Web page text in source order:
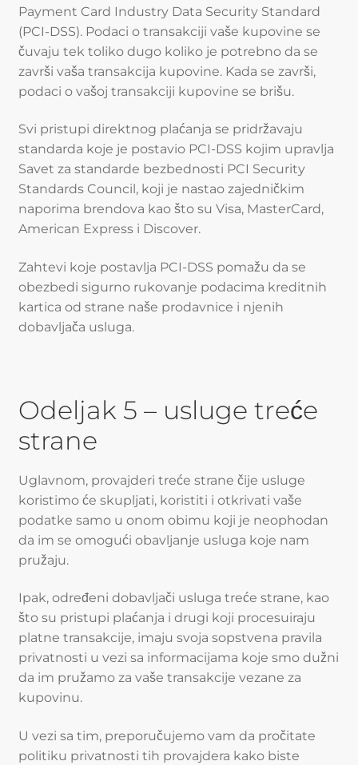
Payment Card Industry Data Security Standard
(PCI-DSS). Podaci o transakciji vaše kupovine se
čuvaju tek toliko dugo koliko je potrebno da se
završi vaša transakcija kupovine. Kada se završi,
podaci o vašoj transakciji kupovine se brišu.
Svi pristupi direktnog plaćanja se pridržavaju
standarda koje je postavio PCI-DSS kojim upravlja
Savet za standarde bezbednosti PCI Security
Standards Council, koji je nastao zajedničkim
naporima brendova kao što su Visa, MasterCard,
American Express i Discover.
Zahtevi koje postavlja PCI-DSS pomažu da se
obezbedi sigurno rukovanje podacima kreditnih
kartica od strane naše prodavnice i njenih
dobavljača usluga.
Odeljak 5 – usluge treće
strane
Uglavnom, provajderi treće strane čije usluge
koristimo će skupljati, koristiti i otkrivati vaše
podatke samo u onom obimu koji je neophodan
da im se omogući obavljanje usluga koje nam
pružaju.
Ipak, određeni dobavljači usluga treće strane, kao
što su pristupi plaćanja i drugi koji procesuiraju
platne transakcije, imaju svoja sopstvena pravila
privatnosti u vezi sa informacijama koje smo dužni
da im pružamo za vaše transakcije vezane za
kupovinu.
U vezi sa tim, preporučujemo vam da pročitate
politiku privatnosti tih provajdera kako biste